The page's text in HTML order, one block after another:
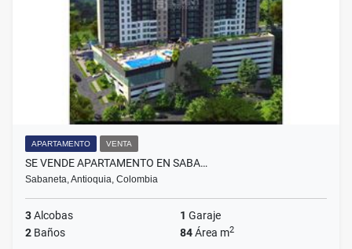
APARTAMENTO VENTA
SE VENDE APARTAMENTO EN SABA…
Sabaneta, Antioquia, Colombia
3Alcobas 1 Garaje
2 Baños 84Área m2